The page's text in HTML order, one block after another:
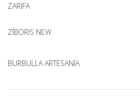
ZARIFA
ZÍBORIS NEW
BURBULLA ARTESANÍA